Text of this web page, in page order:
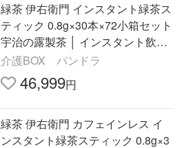
緑茶 伊右衛門 インスタント緑茶ス
ティック 0.8g×30本×72小箱セット
宇治の露製茶 │ インスタント飲料
京都 福寿園 伊右衛門 国産茶葉10
0％ スティックタイプ
介護BOX パンドラ
46,999円
緑茶 伊右衛門 カフェインレス イ
ンスタント緑茶スティック 0.8g×3